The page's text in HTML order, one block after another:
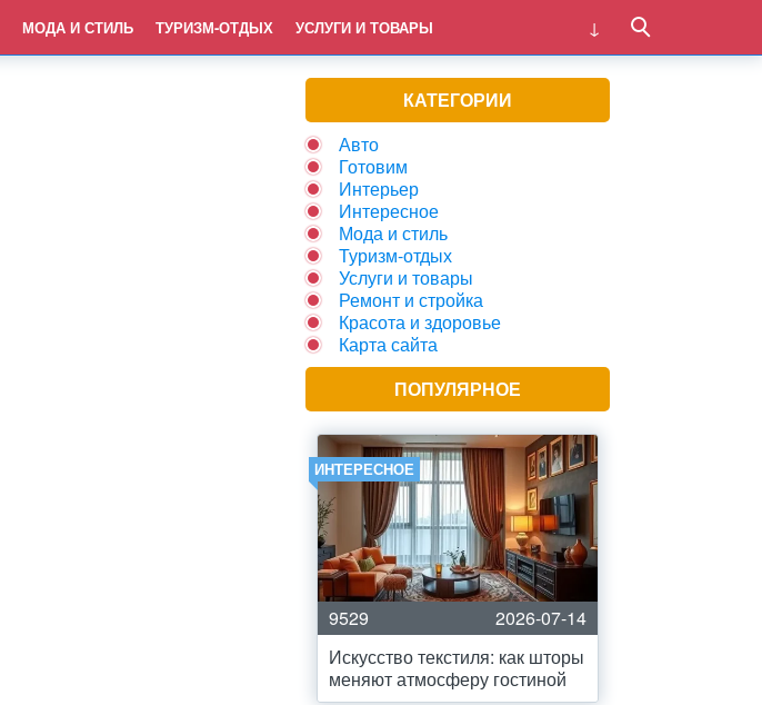
МОДА И СТИЛЬ ТУРИЗМ-ОТДЫХ УСЛУГИ И ТОВАРЫ
КАТЕГОРИИ
Авто
Готовим
Интерьер
Интересное
Мода и стиль
Туризм-отдых
Услуги и товары
Ремонт и стройка
Красота и здоровье
Карта сайта
ПОПУЛЯРНОЕ
ИНТЕРЕСНОЕ
9529
2026-07-14
Искусство текстиля: как шторы
меняют атмосферу гостиной